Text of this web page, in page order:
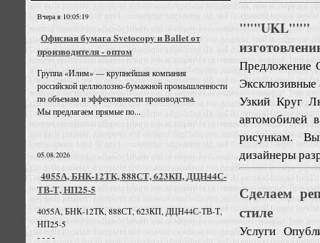
Вчера в 10:05:19
Офисная бумага Svetocopy и Ballet от
производителя - оптом
Группа «Илим» — крупнейшая компания
российской целлюлозно-бумажной промышленности
по объемам и эффективности производства.
Мы предлагаем прямые по...
05.08.2026
4055А, БНК-12ТК, 888СТ, 623КП, ДЦН44С-
ТВ-Т, НП25-5
4055А, БНК-12ТК, 888СТ, 623КП, ДЦН44С-ТВ-Т,
НП25-5
- - - -
"""UKL"""
Предложение
Эксклюзивные
Узкий Круг
автомобилей
рисункам.
дизайнеры
Сделаем
стиле
Услуги